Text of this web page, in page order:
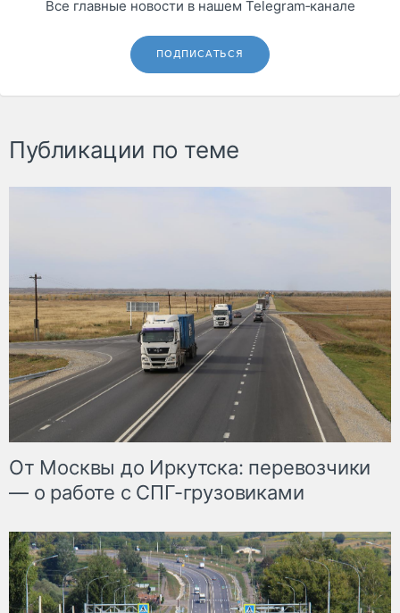
Все главные новости в нашем Telegram‑канале
ПОДПИСАТЬСЯ
Публикации по теме
От Москвы до Иркутска: перевозчики
— о работе с СПГ-грузовиками